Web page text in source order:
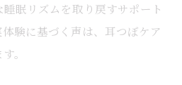
眠リズムを取り戻すサポート
験に基づく声は、耳つぼケア
。